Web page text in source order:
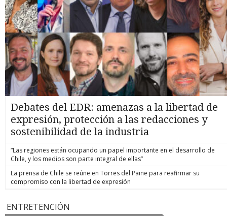
Debates del EDR: amenazas a la libertad de
expresión, protección a las redacciones y
sostenibilidad de la industria
“Las regiones están ocupando un papel importante en el desarrollo de
Chile, y los medios son parte integral de ellas”
La prensa de Chile se reúne en Torres del Paine para reafirmar su
compromiso con la libertad de expresión
ENTRETENCIÓN